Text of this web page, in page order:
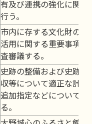
有及び連携の強化に関す
行う。
市内に存する文化財の保
活用に関する重要事項に
査審議する。
史跡の整備および史跡指
収等について適正な計画
追加指定などについて審
る。